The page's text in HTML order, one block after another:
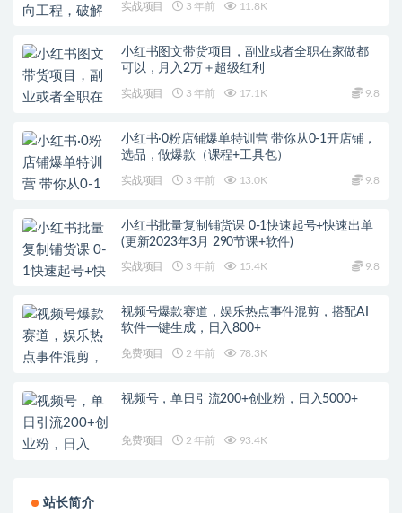
实战项目 3 年前 11.8K
小红书图文带货项目，副业或者全职在家做都
可以，月入2万＋超级红利
实战项目 3 年前 17.1K 9.8
小红书·0粉店铺爆单特训营 带你从0-1开店铺，
选品，做爆款（课程+工具包）
实战项目 3 年前 13.0K 9.8
小红书批量复制铺货课 0-1快速起号+快速出单
(更新2023年3月 290节课+软件)
实战项目 3 年前 15.4K 9.8
视频号爆款赛道，娱乐热点事件混剪，搭配AI
软件一键生成，日入800+
免费项目 2 年前 78.3K
视频号，单日引流200+创业粉，日入5000+
免费项目 2 年前 93.4K
站长简介